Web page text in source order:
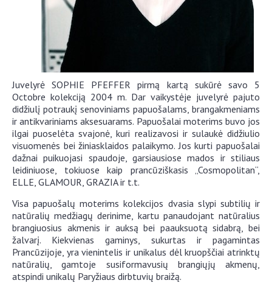
Juvelyrė SOPHIE PFEFFER pirmą kartą sukūrė savo 5
Octobre kolekciją 2004 m. Dar vaikystėje juvelyrė pajuto
didžiulį potraukį senoviniams papuošalams, brangakmeniams
ir antikvariniams aksesuarams. Papuošalai moterims buvo jos
ilgai puoselėta svajonė, kuri realizavosi ir sulaukė didžiulio
visuomenės bei žiniasklaidos palaikymo. Jos kurti papuošalai
dažnai puikuojasi spaudoje, garsiausiose mados ir stiliaus
leidiniuose, tokiuose kaip prancūziškasis „Cosmopolitan“,
ELLE, GLAMOUR, GRAZIA ir t.t.
Visa papuošalų moterims kolekcijos dvasia slypi subtilių ir
natūralių medžiagų derinime, kartu panaudojant natūralius
brangiuosius akmenis ir auksą bei paauksuotą sidabrą, bei
žalvarį. Kiekvienas gaminys, sukurtas ir pagamintas
Prancūzijoje, yra vienintelis ir unikalus dėl kruopščiai atrinktų
natūralių, gamtoje susiformavusių brangiųjų akmenų,
atspindi unikalų Paryžiaus dirbtuvių braižą.